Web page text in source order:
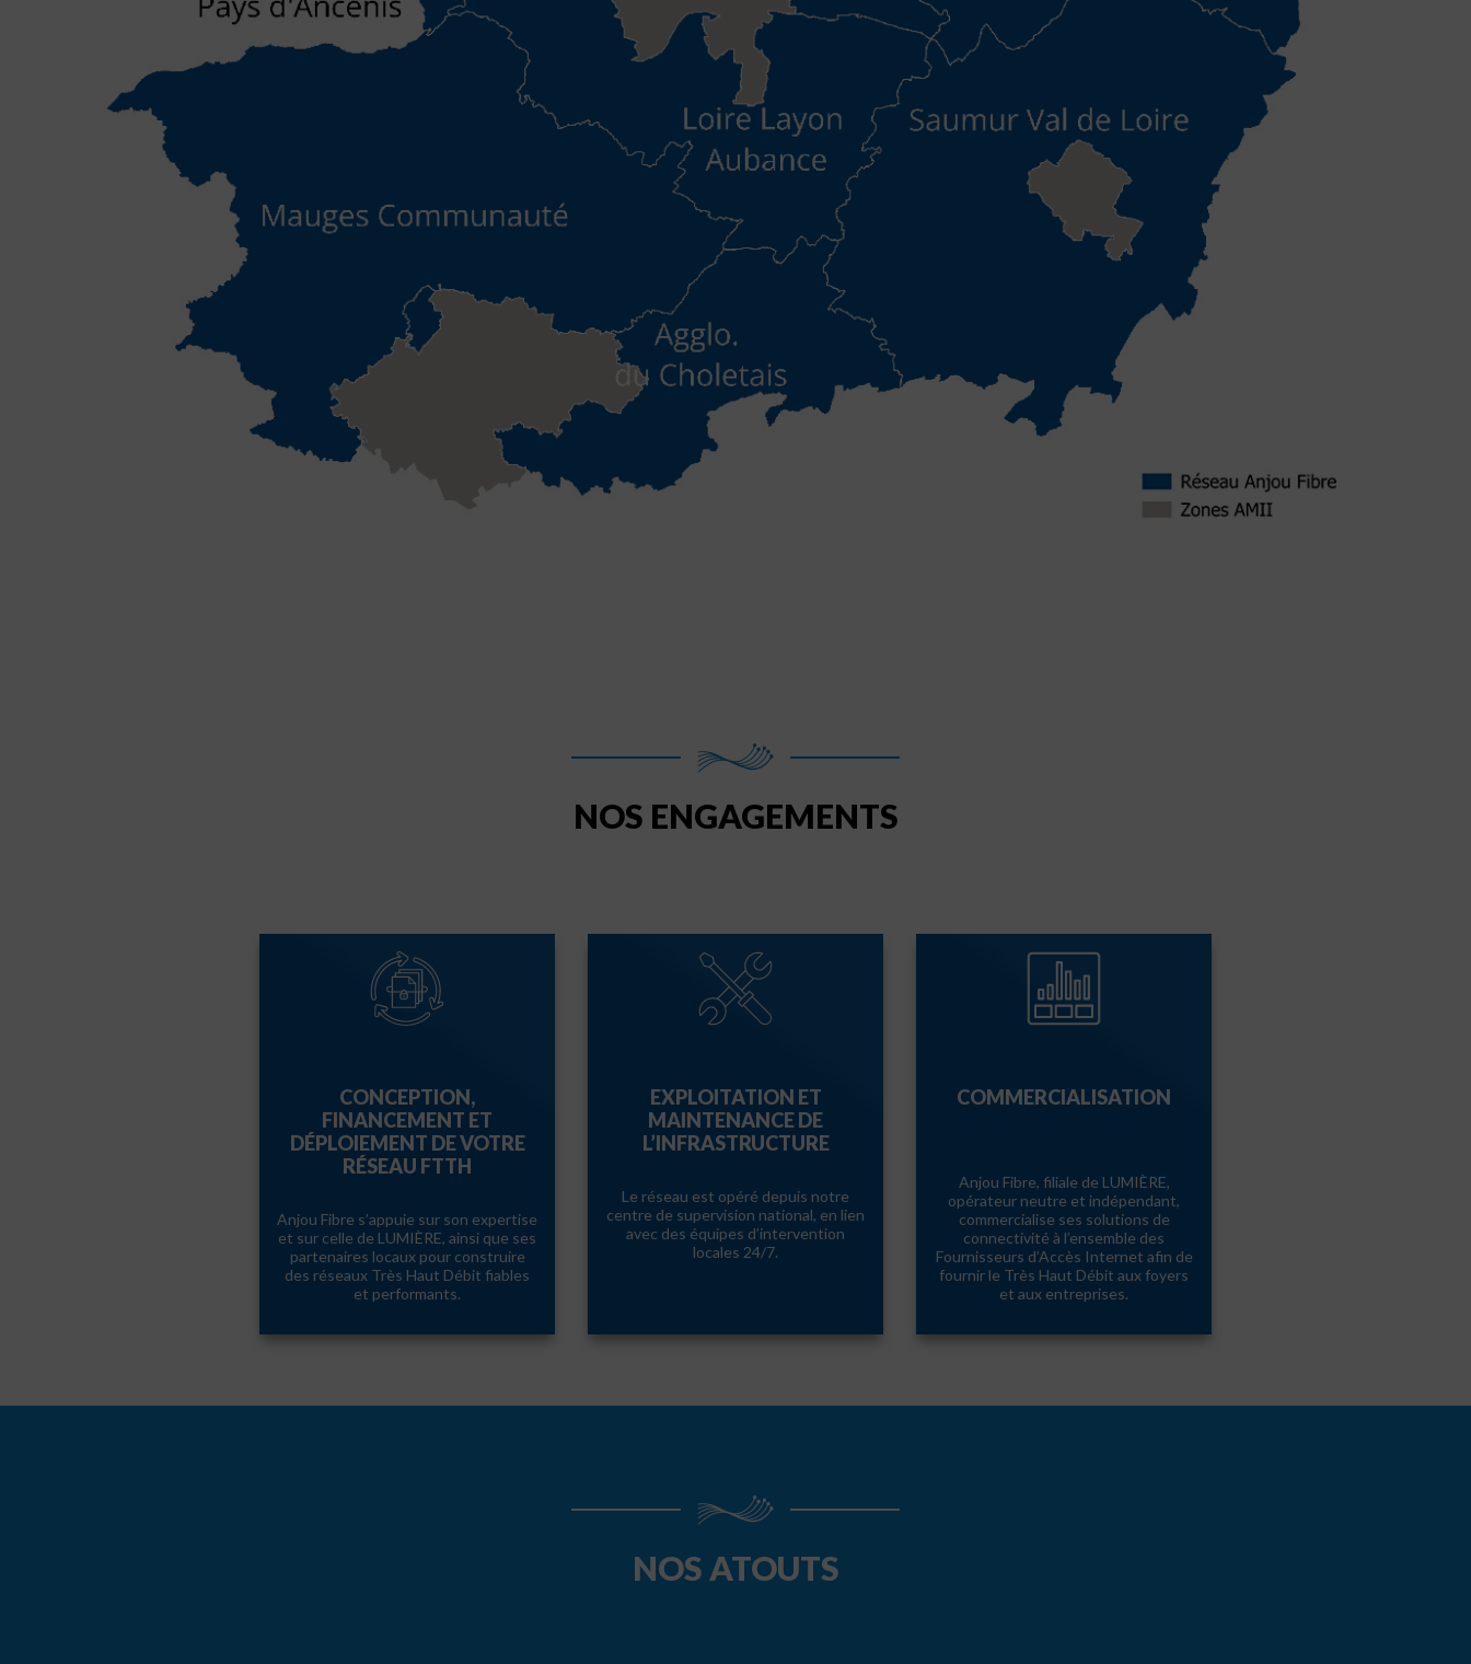
NOS ENGAGEMENTS
CONCEPTION,
FINANCEMENT ET
DÉPLOIEMENT DE VOTRE
RÉSEAU FTTH
Anjou Fibre s’appuie sur son expertise
et sur celle de LUMIÈRE, ainsi que ses
partenaires locaux pour construire
des réseaux Très Haut Débit fiables
et performants.
EXPLOITATION ET
MAINTENANCE DE
L’INFRASTRUCTURE
Le réseau est opéré depuis notre
centre de supervision national, en lien
avec des équipes d’intervention
locales 24/7.
COMMERCIALISATION
Anjou Fibre, filiale de LUMIÈRE,
opérateur neutre et indépendant,
commercialise ses solutions de
connectivité à l’ensemble des
Fournisseurs d’Accès Internet afin de
fournir le Très Haut Débit aux foyers
et aux entreprises.
NOS ATOUTS